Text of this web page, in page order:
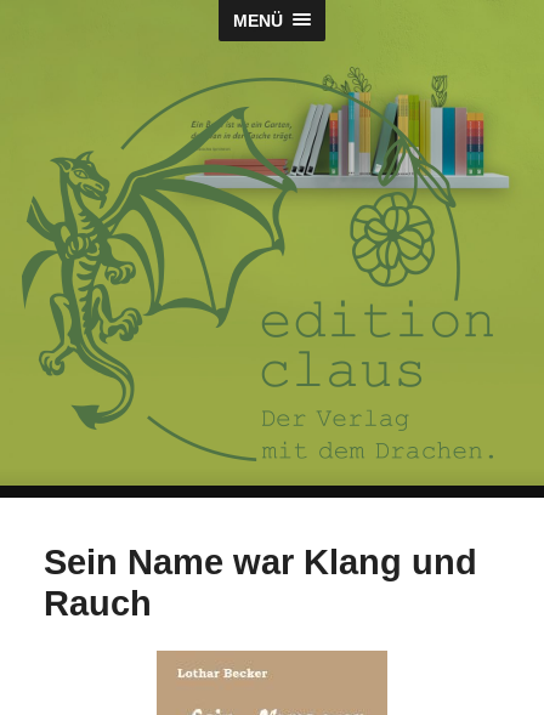
MENÜ
Claus
Sein Name war Klang und
Rauch